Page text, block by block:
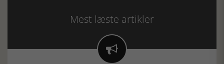
Mest læste artikler
